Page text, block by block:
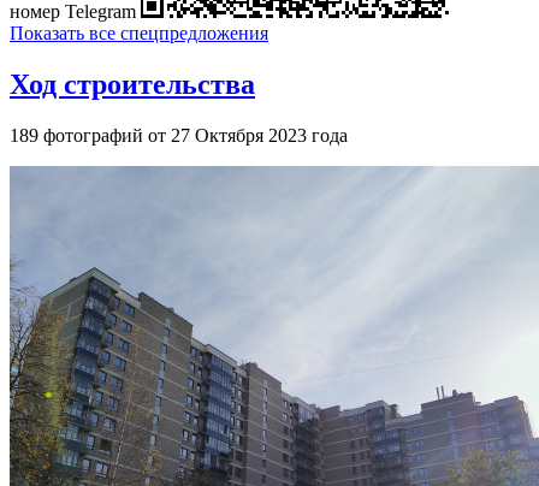
номер Telegram
Показать все спецпредложения
Ход строительства
189 фотографий от 27 Октября 2023 года